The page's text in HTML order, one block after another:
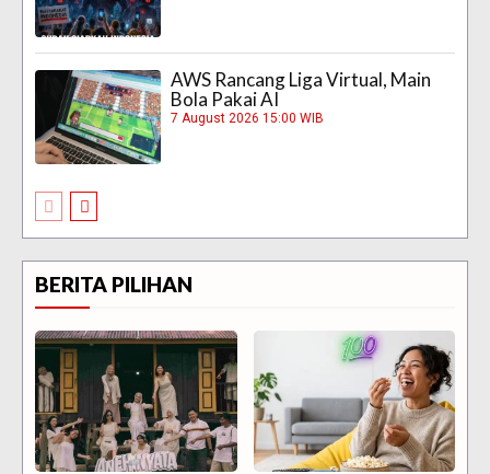
AWS Rancang Liga Virtual, Main
Bola Pakai AI
7 August 2026 15:00 WIB
BERITA PILIHAN